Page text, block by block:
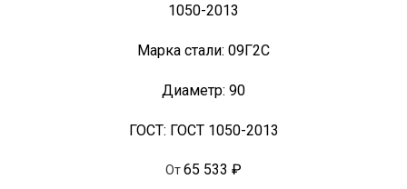
1050-2013
Марка стали: 09Г2С
Диаметр: 90
ГОСТ: ГОСТ 1050-2013
От65 533 ₽